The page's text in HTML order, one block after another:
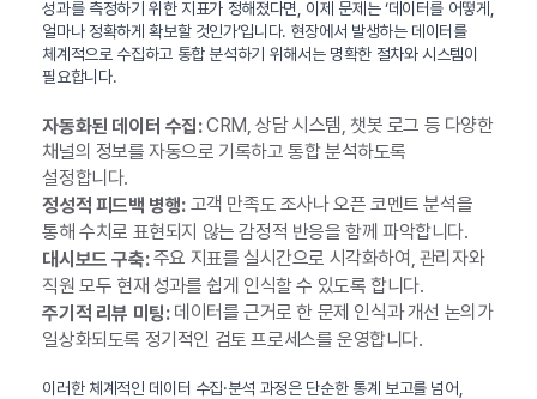
성과를 측정하기 위한 지표가 정해졌다면, 이제 문제는 ‘데이터를 어떻게,
얼마나 정확하게 확보할 것인가’입니다. 현장에서 발생하는 데이터를
체계적으로 수집하고 통합 분석하기 위해서는 명확한 절차와 시스템이
필요합니다.
자동화된 데이터 수집:CRM, 상담 시스템, 챗봇 로그 등 다양한
채널의 정보를 자동으로 기록하고 통합 분석하도록
설정합니다.
정성적 피드백 병행:고객 만족도 조사나 오픈 코멘트 분석을
통해 수치로 표현되지 않는 감정적 반응을 함께 파악합니다.
대시보드 구축:주요 지표를 실시간으로 시각화하여, 관리자와
직원 모두 현재 성과를 쉽게 인식할 수 있도록 합니다.
주기적 리뷰 미팅:데이터를 근거로 한 문제 인식과 개선 논의가
일상화되도록 정기적인 검토 프로세스를 운영합니다.
이러한 체계적인 데이터 수집·분석 과정은 단순한 통계 보고를 넘어,